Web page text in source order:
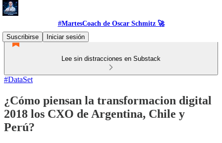
#MartesCoach de Oscar Schmitz 🚀
Suscribirse
Iniciar sesión
Lee sin distracciones en Substack
#DataSet
¿Cómo piensan la transformacion digital
2018 los CXO de Argentina, Chile y
Perú?